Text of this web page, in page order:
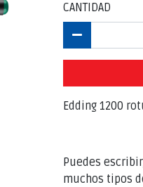
CANTIDAD
Edding 1200
Puedes
muchos tipos